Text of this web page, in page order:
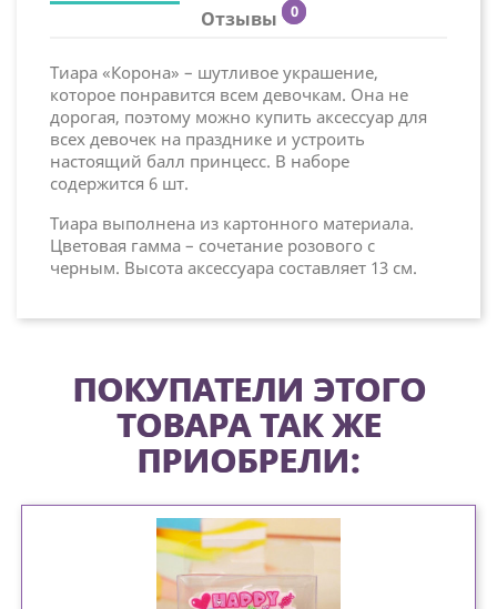
Отзывы
0
Тиара «Корона» – шутливое украшение,
которое понравится всем девочкам. Она не
дорогая, поэтому можно купить аксессуар для
всех девочек на празднике и устроить
настоящий балл принцесс. В наборе
содержится 6 шт.
Тиара выполнена из картонного материала.
Цветовая гамма – сочетание розового с
черным. Высота аксессуара составляет 13 см.
ПОКУПАТЕЛИ ЭТОГО
ТОВАРА ТАК ЖЕ
ПРИОБРЕЛИ: